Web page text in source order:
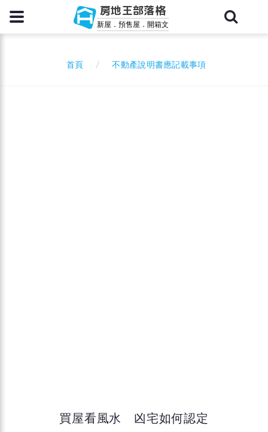
房地王部落格
新屋．預售屋．開箱文
首頁 不動產說明書應記載事項
買屋看風水 凶宅如何認定